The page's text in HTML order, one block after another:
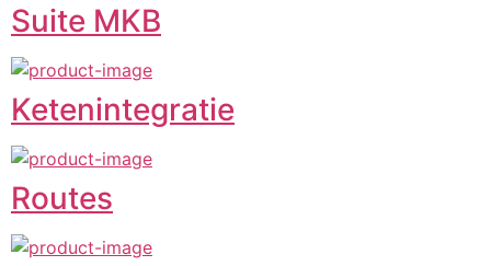
Suite MKB
Ketenintegratie
Routes